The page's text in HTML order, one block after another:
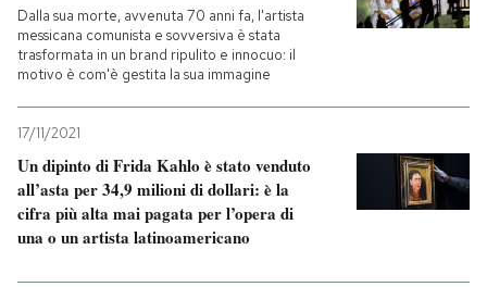
Tecnologia
Internet
Scienza
Cultura
Economia
Sport
Storie/Idee
Ok Boomer!
Europa
Mondiali calcio 2026
Dalla sua morte, avvenuta 70 anni fa, l'artista
messicana comunista e sovversiva è stata
trasformata in un brand ripulito e innocuo: il
motivo è com'è gestita la sua immagine
17/11/2021
Un dipinto di Frida Kahlo è stato venduto
all’asta per 34,9 milioni di dollari: è la
cifra più alta mai pagata per l’opera di
una o un artista latinoamericano